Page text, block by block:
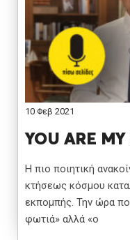
10 Φεβ 2021
YOU ARE
Η πιο ποιητική
κτήσεως κόσμου
εκπομπής. Την ώρα
φωτιά» αλλά «ο